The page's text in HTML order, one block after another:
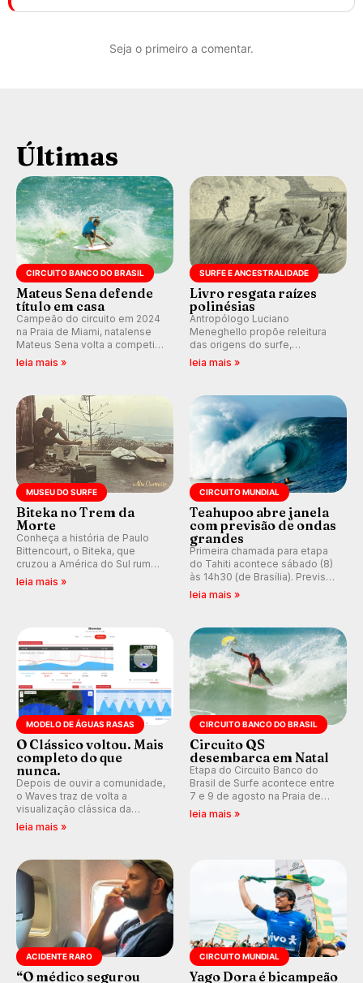
Seja o primeiro a comentar.
Últimas
CIRCUITO BANCO DO BRASIL
Mateus Sena defende
título em casa
Campeão do circuito em 2024
na Praia de Miami, natalense
Mateus Sena volta a competir
em casa em busca de manter a
hegemonia potiguar em etapa
leia mais »
SURFE E ANCESTRALIDADE
Livro resgata raízes
polinésias
Antropólogo Luciano
Meneghello propõe releitura
das origens do surfe,
resgatando a cultura polinésia
e questionando a visão
prática em esporte e indústria.
leia mais »
MUSEU DO SURFE
Biteka no Trem da
Morte
Conheça a história de Paulo
Bittencourt, o Biteka, que
cruzou a América do Sul rumo
ao Pacífico em uma jornada
que se tornou um marco de
leia mais »
CIRCUITO MUNDIAL
Teahupoo abre janela
com previsão de ondas
grandes
Primeira chamada para etapa
do Tahiti acontece sábado (8)
às 14h30 (de Brasília). Previsão
indica swell consistente.
Medina embarca para evento e
Kelly Slater convidado.
leia mais »
MODELO DE ÁGUAS RASAS
O Clássico voltou. Mais
completo do que
nunca.
Depois de ouvir a comunidade,
o Waves traz de volta a
visualização clássica da
previsão de águas rasas,
agora integrada à nova
ondas para até 16 dias.
leia mais »
CIRCUITO BANCO DO BRASIL
Circuito QS
desembarca em Natal
Etapa do Circuito Banco do
Brasil de Surfe acontece entre
7 e 9 de agosto na Praia de
Miami (RN), em disputas
válidas pelo Qualifying Series
leia mais »
ACIDENTE RARO
“O médico segurou
CIRCUITO MUNDIAL
Yago Dora é bicampeão